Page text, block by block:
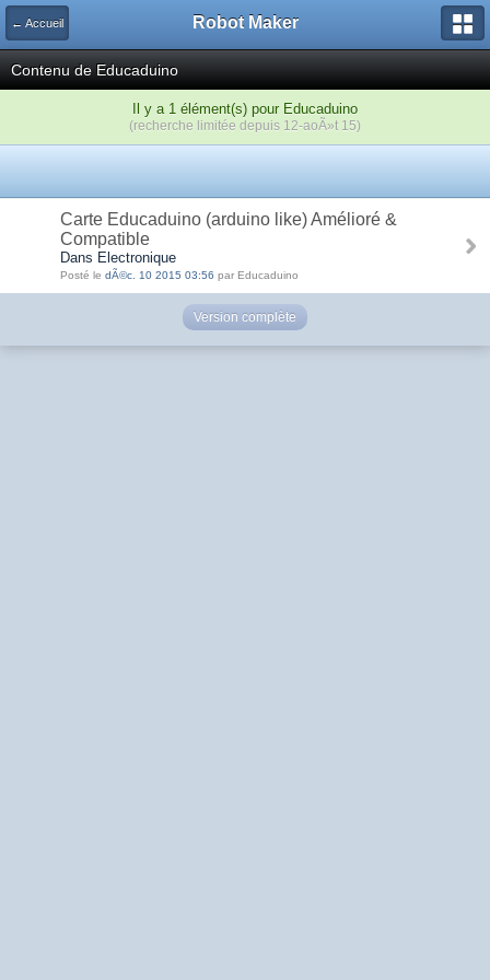
← Accueil Robot Maker
Contenu de Educaduino
Il y a 1 élément(s) pour Educaduino
(recherche limitée depuis 12-aoÃ»t 15)
Carte Educaduino (arduino like) Amélioré &
Compatible
Dans Electronique
Posté le dÃ©c. 10 2015 03:56 par Educaduino
Version complète